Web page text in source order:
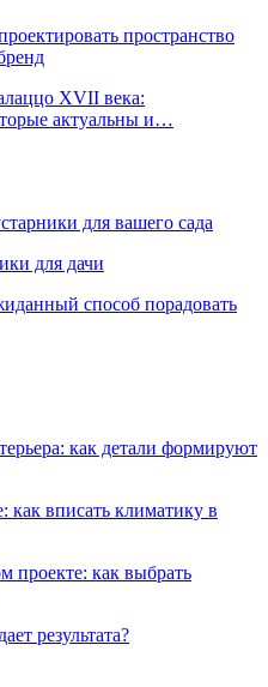
пространство
XVII века:
актуальны и…
для вашего сада
для дачи
способ порадовать
как детали формируют
как вписать климатику в
проекте: как выбрать
результата?